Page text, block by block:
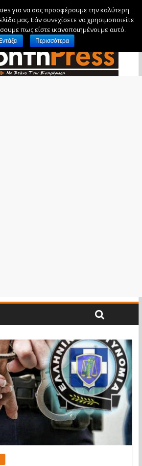
7 Αυγούστου, 2026
για να σας προσφέρουμε την καλύτερη
μας. Εάν συνεχίσετε να χρησιμοποιείτε
πως είστε ικανοποιημένοι με αυτό.
Εντάξει Περισσότερα